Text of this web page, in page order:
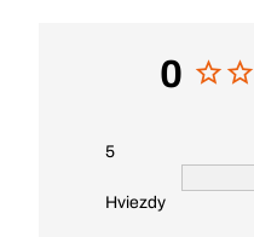
0
5
Hviezdy